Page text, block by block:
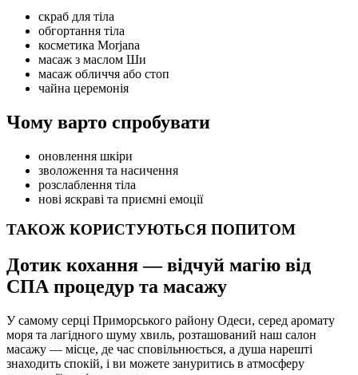
скраб для тіла
обгортання тіла
косметика Morjana
масаж з маслом Ши
масаж обличчя або стоп
чайна церемонія
Чому варто спробувати
оновлення шкіри
зволоження та насичення
розслаблення тіла
нові яскраві та приємні емоції
ТАКОЖ КОРИСТУЮТЬСЯ ПОПИТОМ
Дотик кохання — відчуй магію від
СПА процедур та масажу
У самому серці Приморського району Одеси, серед аромату
моря та лагідного шуму хвиль, розташований наш салон
масажу — місце, де час сповільнюється, а душа нарешті
знаходить спокій, і ви можете зануритись в атмосферу